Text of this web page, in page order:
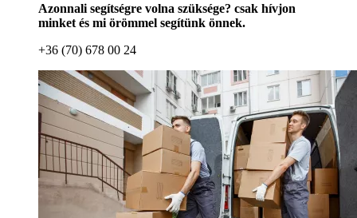
Azonnali segítségre volna szüksége? csak hívjon
minket és mi örömmel segítünk önnek.
+36 (70) 678 00 24